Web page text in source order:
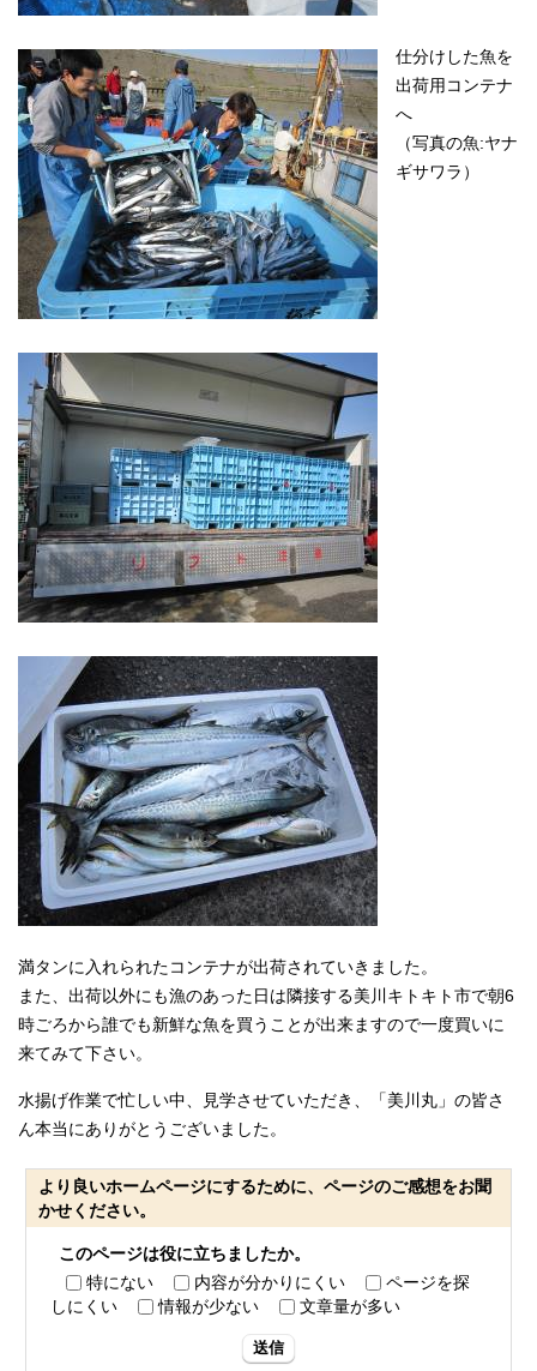
仕分けした魚を
出荷用コンテナ
へ
（写真の魚:ヤナ
ギサワラ）
満タンに入れられたコンテナが出荷されていきました。
また、出荷以外にも漁のあった日は隣接する美川キトキト市で朝6
時ごろから誰でも新鮮な魚を買うことが出来ますので一度買いに
来てみて下さい。
水揚げ作業で忙しい中、見学させていただき、「美川丸」の皆さ
ん本当にありがとうございました。
より良いホームページにするために、ページのご感想をお聞
かせください。
このページは役に立ちましたか。
特にない
内容が分かりにくい
ページを探
しにくい
情報が少ない 文章量が多い
送信